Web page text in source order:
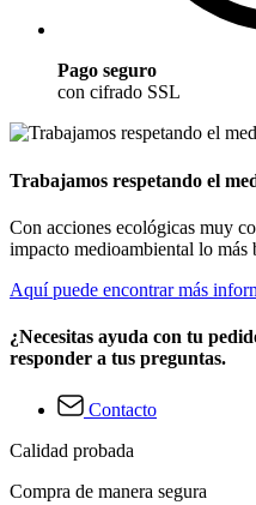
Pago seguro
con cifrado SSL
Trabajamos respetando el
Con acciones ecológicas muy
impacto medioambiental lo más
Aquí puede encontrar más
¿Necesitas ayuda con tu
responder a tus preguntas.
Contacto
Calidad probada
Compra de manera segura